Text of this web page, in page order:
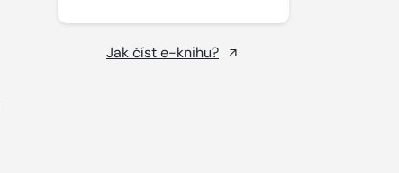
Jak číst e-knihu?